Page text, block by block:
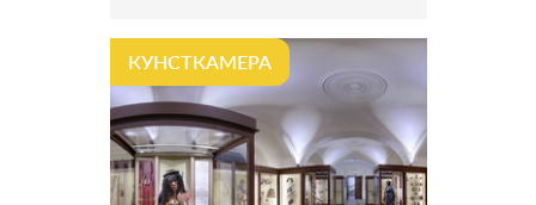
КУНСТКАМЕРА